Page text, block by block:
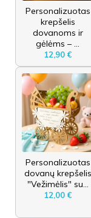
Personalizuotas
krepšelis
dovanoms ir
gėlėms – ...
12,90 €
Personalizuotas
dovanų krepšelis
"Vežimėlis" su...
12,00 €